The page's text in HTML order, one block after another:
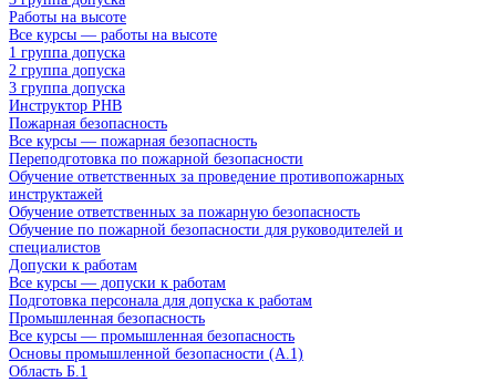
Работы на высоте
Все курсы — работы на высоте
1 группа допуска
2 группа допуска
3 группа допуска
Инструктор РНВ
Пожарная безопасность
Все курсы — пожарная безопасность
Переподготовка по пожарной безопасности
Обучение ответственных за проведение противопожарных
инструктажей
Обучение ответственных за пожарную безопасность
Обучение по пожарной безопасности для руководителей и
специалистов
Допуски к работам
Все курсы — допуски к работам
Подготовка персонала для допуска к работам
Промышленная безопасность
Все курсы — промышленная безопасность
Основы промышленной безопасности (A.1)
Область Б.1